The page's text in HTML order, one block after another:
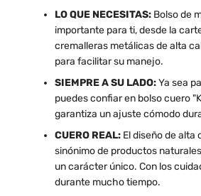
LO QUE NECESITAS: Bolso de
importante para ti, desde la
cremalleras metálicas de alta
para facilitar su manejo.
SIEMPRE A SU LADO:Ya sea
puedes confiar en bolso cuero
garantiza un ajuste cómodo
CUERO REAL:El diseño de alta
sinónimo de productos
un carácter único. Con los
durante mucho tiempo.